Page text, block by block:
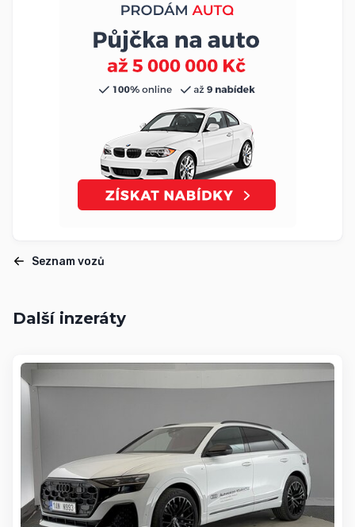
Seznam vozů
Další inzeráty